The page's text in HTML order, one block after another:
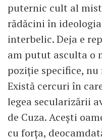
puternic cult al
rădăcini în
interbelic. Deja e
am putut asculta o
poziție specifice,
Există cercuri în
legea secularizării
de Cuza. Acești
cu forța,